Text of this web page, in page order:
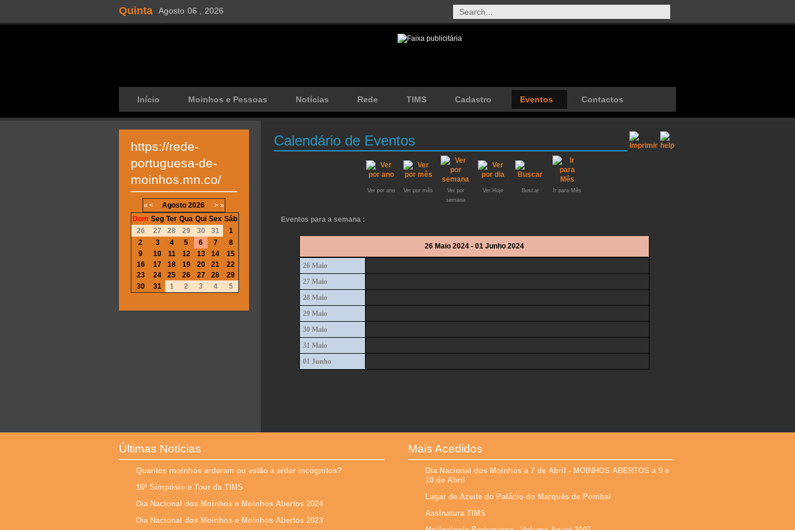
Quinta Agosto 06 , 2026
Início Moinhos e Pessoas Notícias Rede TIMS Cadastro Eventos Contactos
Calendário de Eventos
Ver por ano Ver por mês
Ver por
semana
Ver Hoje Buscar Ir para Mês
Eventos para a semana :
26 Maio 2024 - 01 Junho 2024
26 Maio
27 Maio
28 Maio
29 Maio
30 Maio
31 Maio
01 Junho
https://rede-
portuguesa-de-
moinhos.mn.co/
« < Agosto 2026 > »
Dom Seg Ter Qua Qui Sex Sáb
26
27 28 29 30 31
1
2
3 4 5 6 7
8
9
10 11 12 13 14
15
16
17 18 19 20 21
22
23
24 25 26 27 28
29
30
31 1 2 3 4 5
Últimas Notícias
Quantos moinhos arderam ou estão a arder incógnitos?
16º Simpósio e Tour da TIMS
Dia Nacional dos Moinhos e Moinhos Abertos 2024
Dia Nacional dos Moinhos e Moinhos Abertos 2023
Mais Acedidos
Dia Nacional dos Moinhos a 7 de Abril - MOINHOS ABERTOS a 9 e
10 de Abril
Lagar de Azeite do Palácio do Marquês de Pombal
Assinatura TIMS